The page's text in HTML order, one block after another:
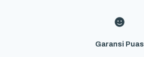
Garansi Puas